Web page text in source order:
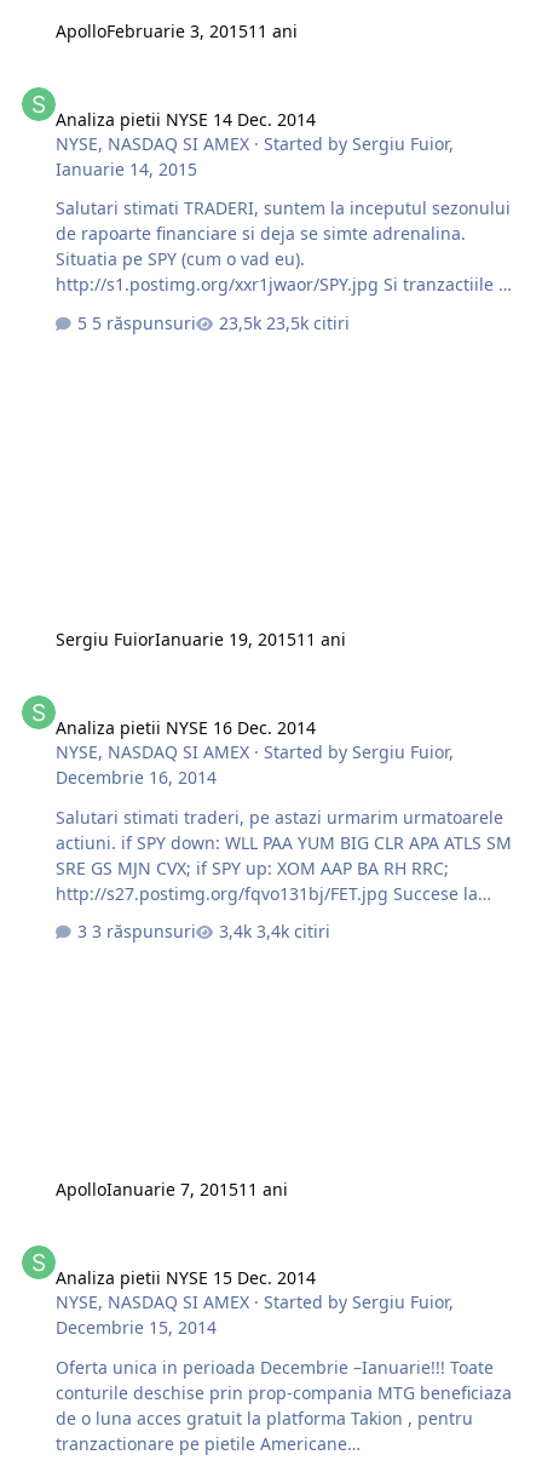
ApolloFebruarie 3, 201511 ani
Analiza pietii NYSE 14 Dec. 2014
NYSE, NASDAQ SI AMEX · Started bySergiu Fuior,
Ianuarie 14, 2015
Salutari stimati TRADERI, suntem la inceputul sezonului
de rapoarte financiare si deja se simte adrenalina.
Situatia pe SPY (cum o vad eu).
http://s1.postimg.org/xxr1jwaor/SPY.jpg Si tranzactiile de
http://s10.postimg.org/yakxidbyd/image.jpg
5 răspunsuri 23,5k citiri
Sergiu FuiorIanuarie 19, 201511 ani
Analiza pietii NYSE 16 Dec. 2014
NYSE, NASDAQ SI AMEX · Started bySergiu Fuior,
Decembrie 16, 2014
Salutari stimati traderi, pe astazi urmarim urmatoarele
actiuni. if SPY down: WLL PAA YUM BIG CLR APA ATLS SM
SRE GS MJN CVX; if SPY up: XOM AAP BA RH RRC;
http://s27.postimg.org/fqvo131bj/FET.jpg Succese la
3 răspunsuri 3,4k citiri
ApolloIanuarie 7, 201511 ani
Analiza pietii NYSE 15 Dec. 2014
NYSE, NASDAQ SI AMEX · Started bySergiu Fuior,
Decembrie 15, 2014
Oferta unica in perioada Decembrie –Ianuarie!!! Toate
conturile deschise prin prop-compania MTG beneficiaza
de o luna acces gratuit la platforma Takion , pentru
tranzactionare pe pietile Americane